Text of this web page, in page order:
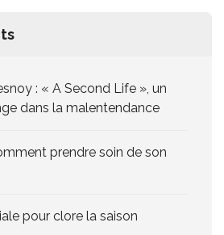
: « A Second Life », un
dans la malentendance
prendre soin de son
pour clore la saison